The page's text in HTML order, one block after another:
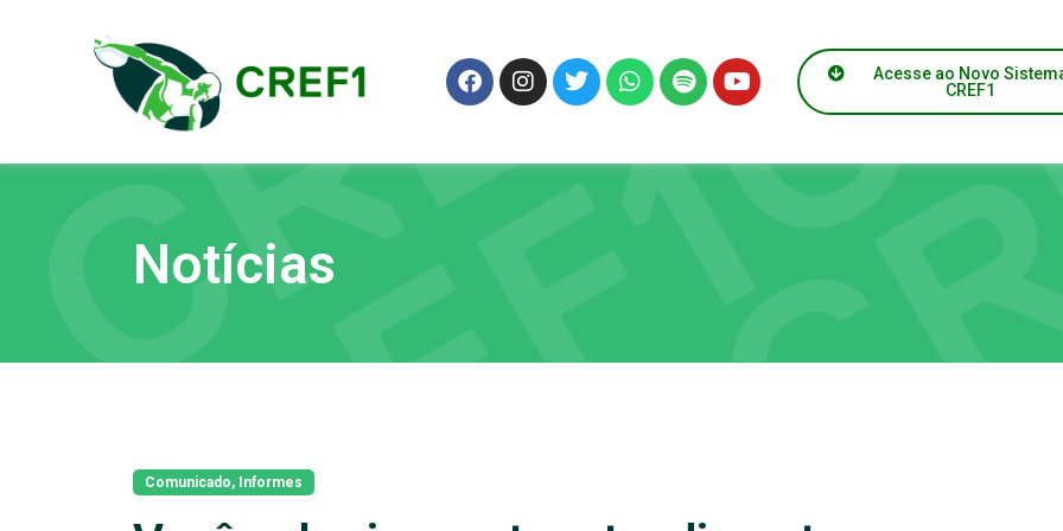
Acesse ao Novo
CREF1
Notícias
Comunicado, Informes